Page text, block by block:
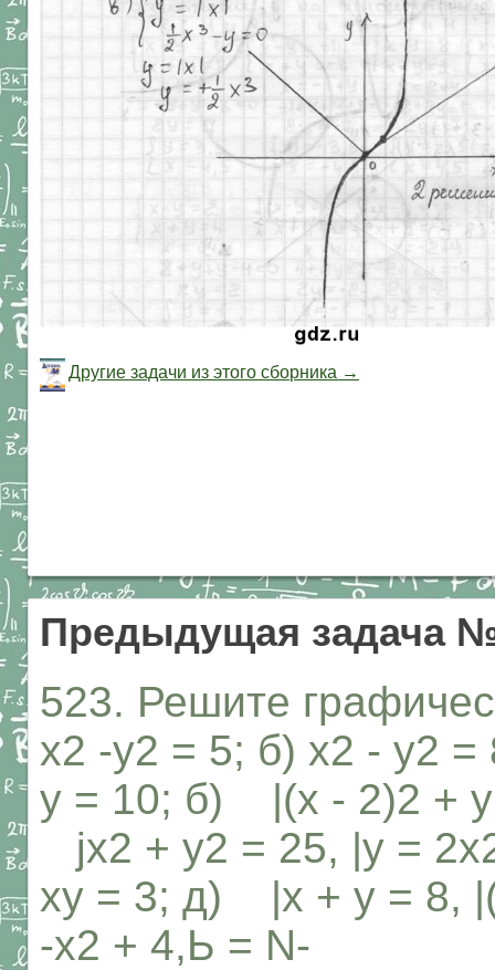
Другие задачи из этого сборника →
Предыдущая задача
523. Решите
х2 -у2 = 5; б) х2 - у2
у = 10; б) |(х - 2)2 +
jx2 + у2 = 25, |у =
ху = 3; д) |х + у = 8,
-х2 + 4,Ь = N-